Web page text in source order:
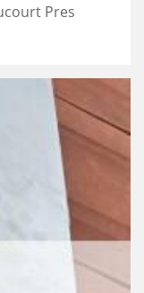
Pres